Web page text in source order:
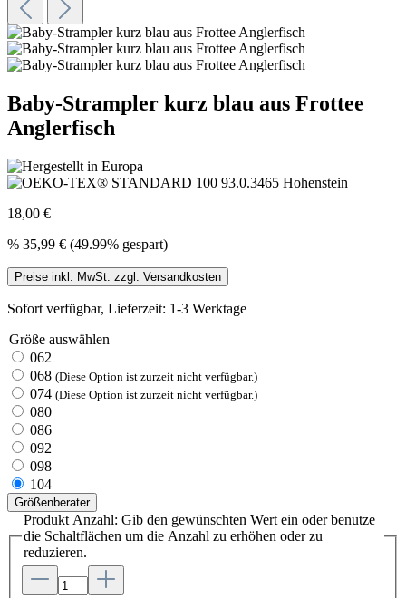
Baby-Strampler kurz blau aus Frottee
Anglerfisch
18,00 €
% 35,99 € (49.99% gespart)
Preise inkl. MwSt. zzgl. Versandkosten
Sofort verfügbar, Lieferzeit: 1-3 Werktage
Größe auswählen
062
068 (Diese Option ist zurzeit nicht verfügbar.)
074 (Diese Option ist zurzeit nicht verfügbar.)
080
086
092
098
104
Größenberater
Produkt Anzahl: Gib den gewünschten Wert ein oder benutze
die Schaltflächen um die Anzahl zu erhöhen oder zu
reduzieren.